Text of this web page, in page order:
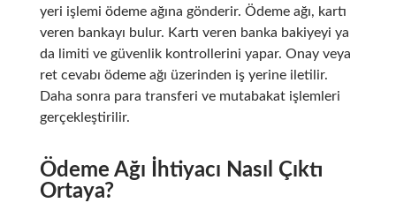
yeri işlemi ödeme ağına gönderir. Ödeme ağı, kartı
veren bankayı bulur. Kartı veren banka bakiyeyi ya
da limiti ve güvenlik kontrollerini yapar. Onay veya
ret cevabı ödeme ağı üzerinden iş yerine iletilir.
Daha sonra para transferi ve mutabakat işlemleri
gerçekleştirilir.
Ödeme Ağı İhtiyacı Nasıl Çıktı
Ortaya?